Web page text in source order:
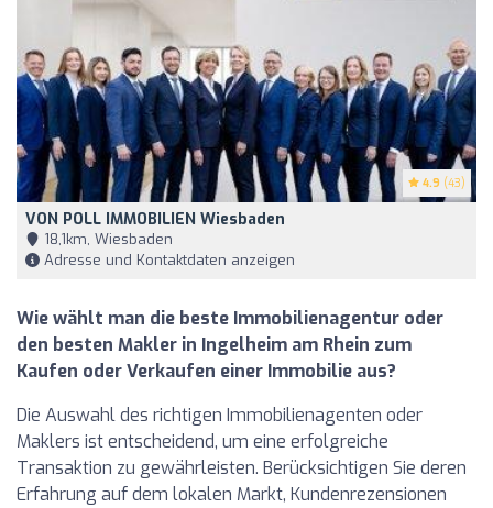
4.9 (43)
VON POLL IMMOBILIEN Wiesbaden
18,1km, Wiesbaden
Adresse und Kontaktdaten anzeigen
Wie wählt man die beste Immobilienagentur oder
den besten Makler in Ingelheim am Rhein zum
Kaufen oder Verkaufen einer Immobilie aus?
Die Auswahl des richtigen Immobilienagenten oder
Maklers ist entscheidend, um eine erfolgreiche
Transaktion zu gewährleisten. Berücksichtigen Sie deren
Erfahrung auf dem lokalen Markt, Kundenrezensionen